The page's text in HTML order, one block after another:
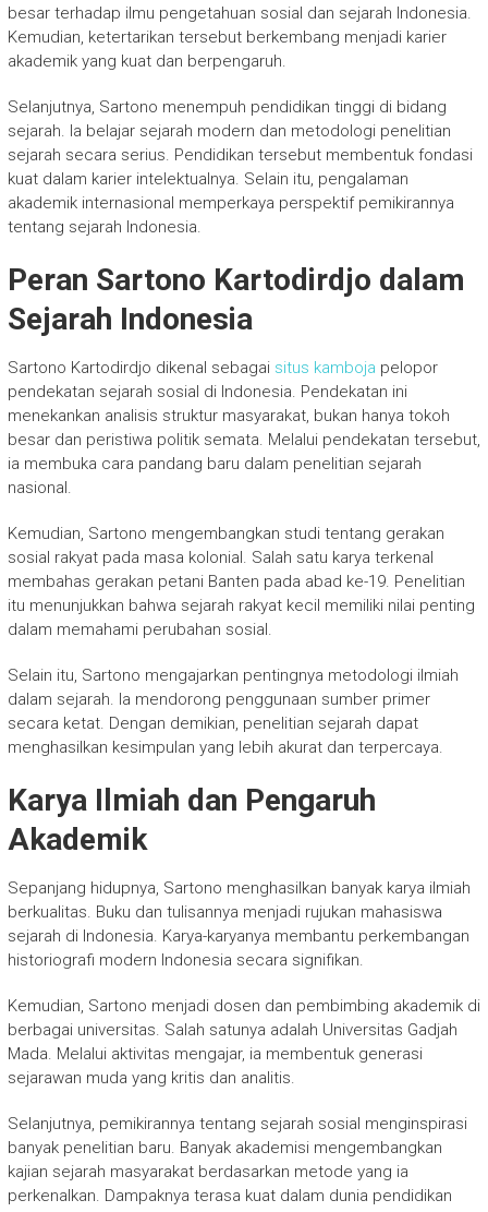
besar terhadap ilmu pengetahuan sosial dan sejarah Indonesia.
Kemudian, ketertarikan tersebut berkembang menjadi karier
akademik yang kuat dan berpengaruh.
Selanjutnya, Sartono menempuh pendidikan tinggi di bidang
sejarah. Ia belajar sejarah modern dan metodologi penelitian
sejarah secara serius. Pendidikan tersebut membentuk fondasi
kuat dalam karier intelektualnya. Selain itu, pengalaman
akademik internasional memperkaya perspektif pemikirannya
tentang sejarah Indonesia.
Peran Sartono Kartodirdjo dalam
Sejarah Indonesia
Sartono Kartodirdjo dikenal sebagai situs kamboja pelopor
pendekatan sejarah sosial di Indonesia. Pendekatan ini
menekankan analisis struktur masyarakat, bukan hanya tokoh
besar dan peristiwa politik semata. Melalui pendekatan tersebut,
ia membuka cara pandang baru dalam penelitian sejarah
nasional.
Kemudian, Sartono mengembangkan studi tentang gerakan
sosial rakyat pada masa kolonial. Salah satu karya terkenal
membahas gerakan petani Banten pada abad ke-19. Penelitian
itu menunjukkan bahwa sejarah rakyat kecil memiliki nilai penting
dalam memahami perubahan sosial.
Selain itu, Sartono mengajarkan pentingnya metodologi ilmiah
dalam sejarah. Ia mendorong penggunaan sumber primer
secara ketat. Dengan demikian, penelitian sejarah dapat
menghasilkan kesimpulan yang lebih akurat dan terpercaya.
Karya Ilmiah dan Pengaruh
Akademik
Sepanjang hidupnya, Sartono menghasilkan banyak karya ilmiah
berkualitas. Buku dan tulisannya menjadi rujukan mahasiswa
sejarah di Indonesia. Karya-karyanya membantu perkembangan
historiografi modern Indonesia secara signifikan.
Kemudian, Sartono menjadi dosen dan pembimbing akademik di
berbagai universitas. Salah satunya adalah Universitas Gadjah
Mada. Melalui aktivitas mengajar, ia membentuk generasi
sejarawan muda yang kritis dan analitis.
Selanjutnya, pemikirannya tentang sejarah sosial menginspirasi
banyak penelitian baru. Banyak akademisi mengembangkan
kajian sejarah masyarakat berdasarkan metode yang ia
perkenalkan. Dampaknya terasa kuat dalam dunia pendidikan